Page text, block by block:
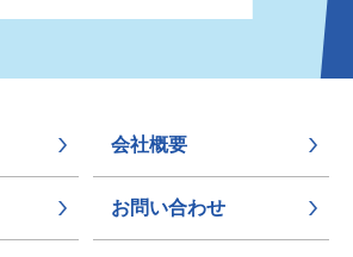
会社概要
お問い合わせ